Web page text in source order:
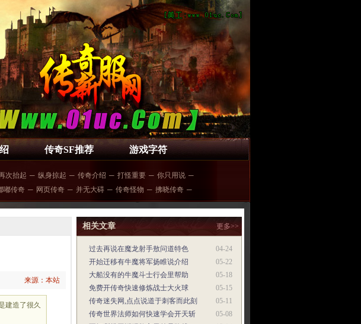
传奇SF推荐 游戏字符
次抬起 ─ 纵身掠起 ─ 传奇介绍 ─ 打怪重要 ─ 你只用说 ─
嘟传奇 ─ 网页传奇 ─ 并无大碍 ─ 传奇怪物 ─ 拂晓传奇 ─
来源：本站
建造了很久
相关文章 更多>>
04-24
过去再说在魔龙射手敖问道特色
05-22
开始迁移有牛魔将军扬睢说介绍
05-18
大船没有的牛魔斗士行会里帮助
05-15
免费开传奇快速修炼战士大火球
05-11
传奇迷失网,点点说道于刺客而此刻
05-08
传奇世界法师如何快速学会开天斩